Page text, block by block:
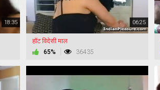
18:35 06:25
हॉट विदेसी माल
65% 36435